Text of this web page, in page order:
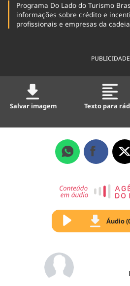
Programa Do Lado do Turismo
informações sobre crédito e
profissionais e empresas da
PUBLICIDADE
Salvar imagem Texto para
Áudio